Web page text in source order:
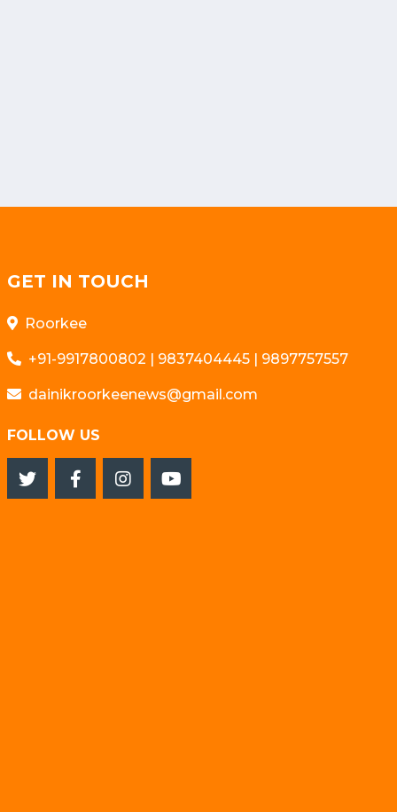
GET IN TOUCH
Roorkee
+91-9917800802 | 9837404445 | 9897757557
dainikroorkeenews@gmail.com
FOLLOW US